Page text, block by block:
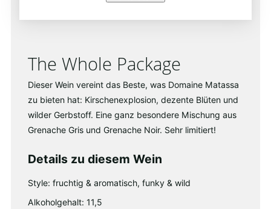
The Whole Package
Dieser Wein vereint das Beste, was Domaine Matassa
zu bieten hat: Kirschenexplosion, dezente Blüten und
wilder Gerbstoff. Eine ganz besondere Mischung aus
Grenache Gris und Grenache Noir. Sehr limitiert!
Details zu diesem Wein
Style: fruchtig & aromatisch, funky & wild
Alkoholgehalt: 11,5